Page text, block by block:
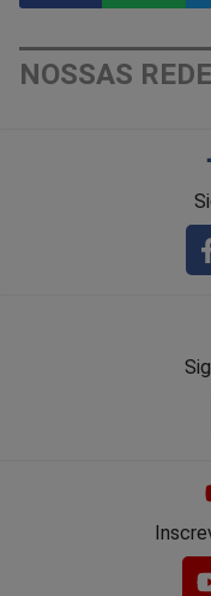
Compartilhar
NOSSAS